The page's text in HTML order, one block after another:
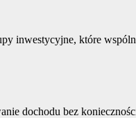
inwestycyjne, które
dochodu bez